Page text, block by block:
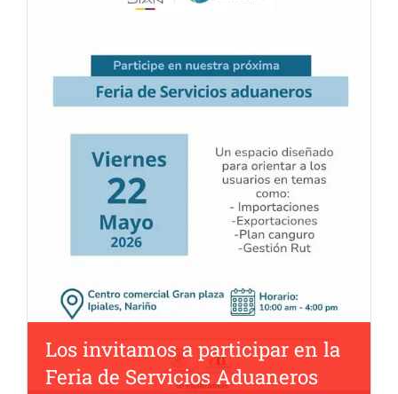
Los invitamos a participar en la
Feria de Servicios Aduaneros